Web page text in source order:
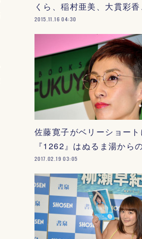
くら、稲村亜美、大貫彩
2015.11.16 04:30
佐藤寛子がベリーショー
『1262』はぬるま湯から
2017.02.19 03:05